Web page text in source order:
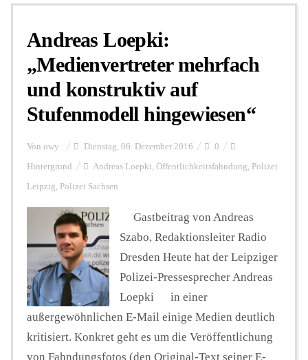
Personalien
Hintergrund
FUNKTURM-Beiträge
Seminare
Unterstützen
Andreas Loepki:
„Medienvertreter mehrfach
und konstruktiv auf
Stufenmodell hingewiesen“
Von owy Dienstag, 06. Dezember 2016 0
Hintergrund Andreas Loepki, Öffentlichkeitsfahndung, Polizei
Leipzig, Polizei Sachsen
Gastbeitrag von Andreas
Szabo, Redaktionsleiter Radio
Dresden Heute hat der Leipziger
Polizei-Pressesprecher Andreas
Loepki in einer
außergewöhnlichen E-Mail einige Medien deutlich
kritisiert. Konkret geht es um die Veröffentlichung
von Fahndungsfotos (den Original-Text seiner E-